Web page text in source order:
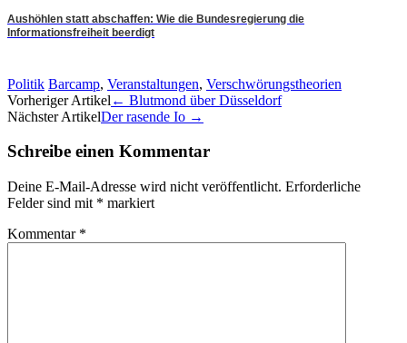
Aushöhlen statt abschaffen: Wie die Bundesregierung die
Informationsfreiheit beerdigt
Politik Barcamp, Veranstaltungen, Verschwörungstheorien
Artikel-
Navigation
Vorheriger Artikel ← Blutmond über Düsseldorf
Nächster ArtikelDer rasende Io →
Schreibe einen Kommentar
Deine E-Mail-Adresse wird nicht veröffentlicht. Erforderliche
Felder sind mit * markiert
Kommentar *